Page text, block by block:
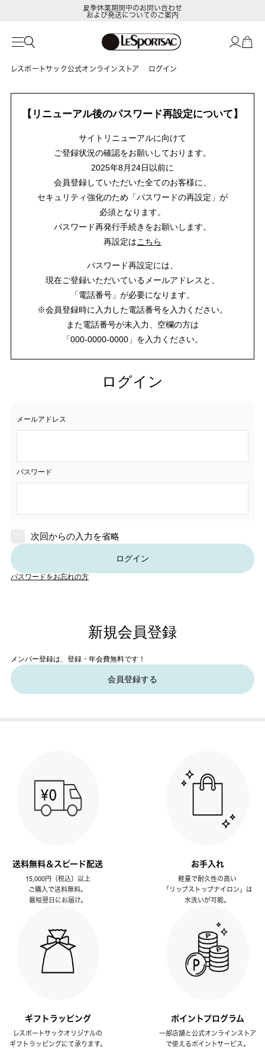
夏季休業期間中のお問い合わせ
および発送についてのご案内
レスポートサック公式オンラインストア ログイン
【リニューアル後のパスワード再設定について】
サイトリニューアルに向けて
ご登録状況の確認をお願いしております。
2025年8月24日以前に
会員登録していただいた全てのお客様に、
セキュリティ強化のため「パスワードの再設定」が
必須となります。
パスワード再発行手続きをお願いします。
再設定はこちら
パスワード再設定には、
現在ご登録いただいているメールアドレスと、
「電話番号」が必要になります。
※会員登録時に入力した電話番号を入力ください。
また電話番号が未入力、空欄の方は
「000-0000-0000」を入力ください。
ログイン
メールアドレス
パスワード
次回からの入力を省略
ログイン
パスワードをお忘れの方
新規会員登録
メンバー登録は、登録・年会費無料です！
会員登録する
送料無料＆スピード配送
15,000円（税込）以上
ご購入で送料無料。
最短翌日にお届け。
お手入れ
軽量で耐久性の高い
「リップストップナイロン」は
水洗いが可能。
ギフトラッピング
レスポートサックオリジナルの
ギフトラッピングにて承ります。
ポイントプログラム
一部店舗と公式オンラインストア
で使えるポイントサービス。